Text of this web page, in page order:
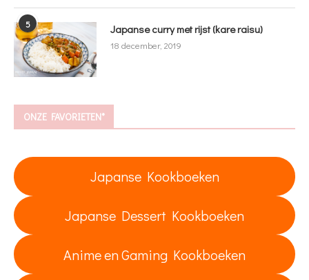
5 Japanse curry met rijst (kare raisu)
18 december, 2019
ONZE FAVORIETEN*
Japanse Kookboeken
Japanse Dessert Kookboeken
Anime en Gaming Kookboeken